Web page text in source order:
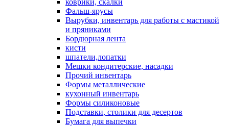
коврики, скалки
Фальш-ярусы
Вырубки, инвентарь для работы с мастикой
и пряниками
Бордюрная лента
кисти
шпатели,лопатки
Мешки кондитерские, насадки
Прочий инвентарь
Формы металлические
кухонный инвентарь
Формы силиконовые
Подставки, столики для десертов
Бумага для выпечки